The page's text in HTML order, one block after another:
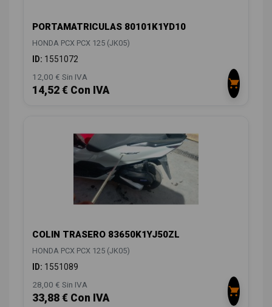
PORTAMATRICULAS 80101K1YD10
HONDA PCX PCX 125 (JK05)
ID: 1551072
12,00 € Sin IVA
14,52 € Con IVA
COLIN TRASERO 83650K1YJ50ZL
HONDA PCX PCX 125 (JK05)
ID: 1551089
28,00 € Sin IVA
33,88 € Con IVA